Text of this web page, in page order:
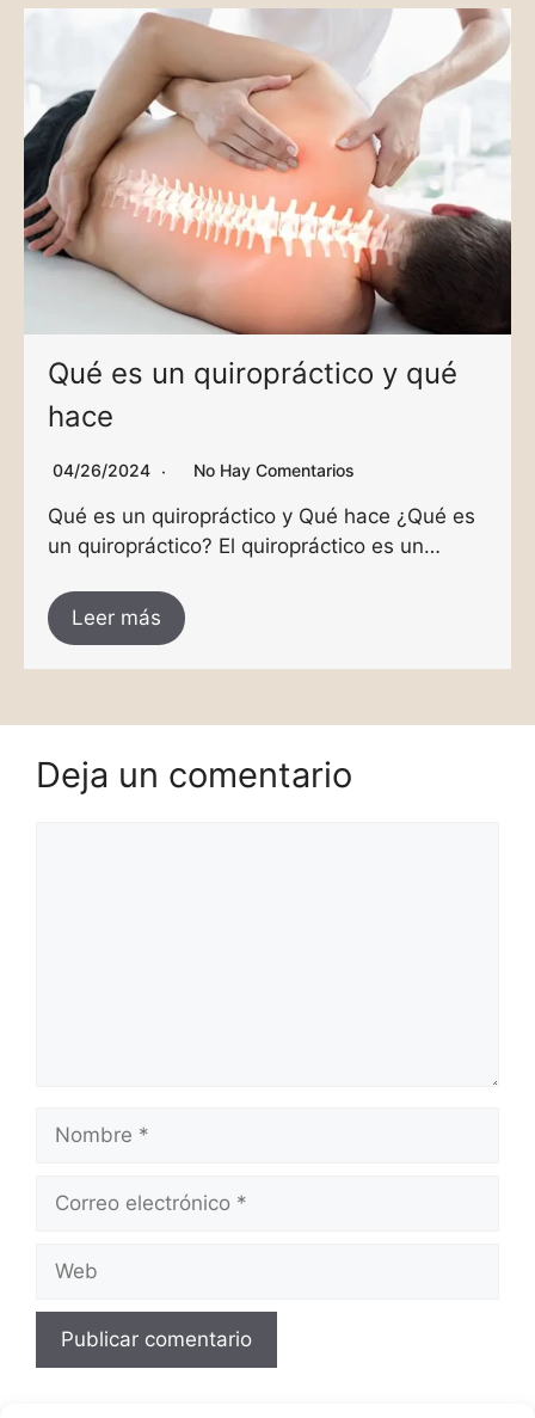
Qué es un quiropráctico y qué
hace
04/26/2024 No Hay Comentarios
Qué es un quiropráctico y Qué hace ¿Qué es
un quiropráctico? El quiropráctico es un…
Leer más
Deja un comentario
Nombre
Correo
Web